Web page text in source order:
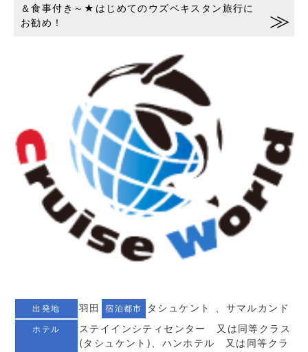
＆食事付き～★はじめてのウズベキスタン旅行に
お勧め！
出発地 羽田 宿泊都市 タシュケント 、サマルカンド
ホテル
ステイインシティセンター 又は同等クラス
(タシュケント)、ハンホテル 又は同等クラ